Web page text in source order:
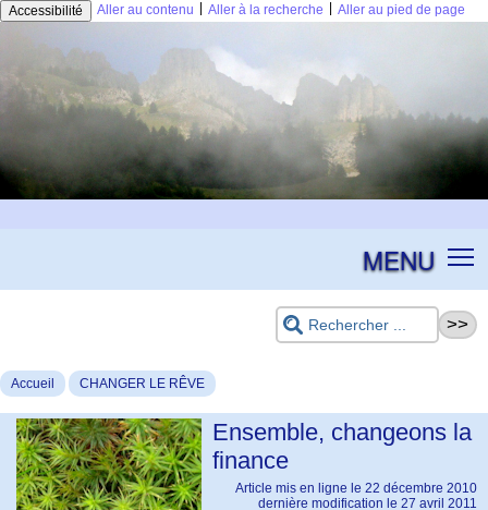
Accessibilité Aller au contenu Aller à la recherche Aller au pied de page
MENU
Accueil CHANGER LE RÊVE
Ensemble, changeons la
finance
Article mis en ligne le 22 décembre 2010
dernière modification le 27 avril 2011